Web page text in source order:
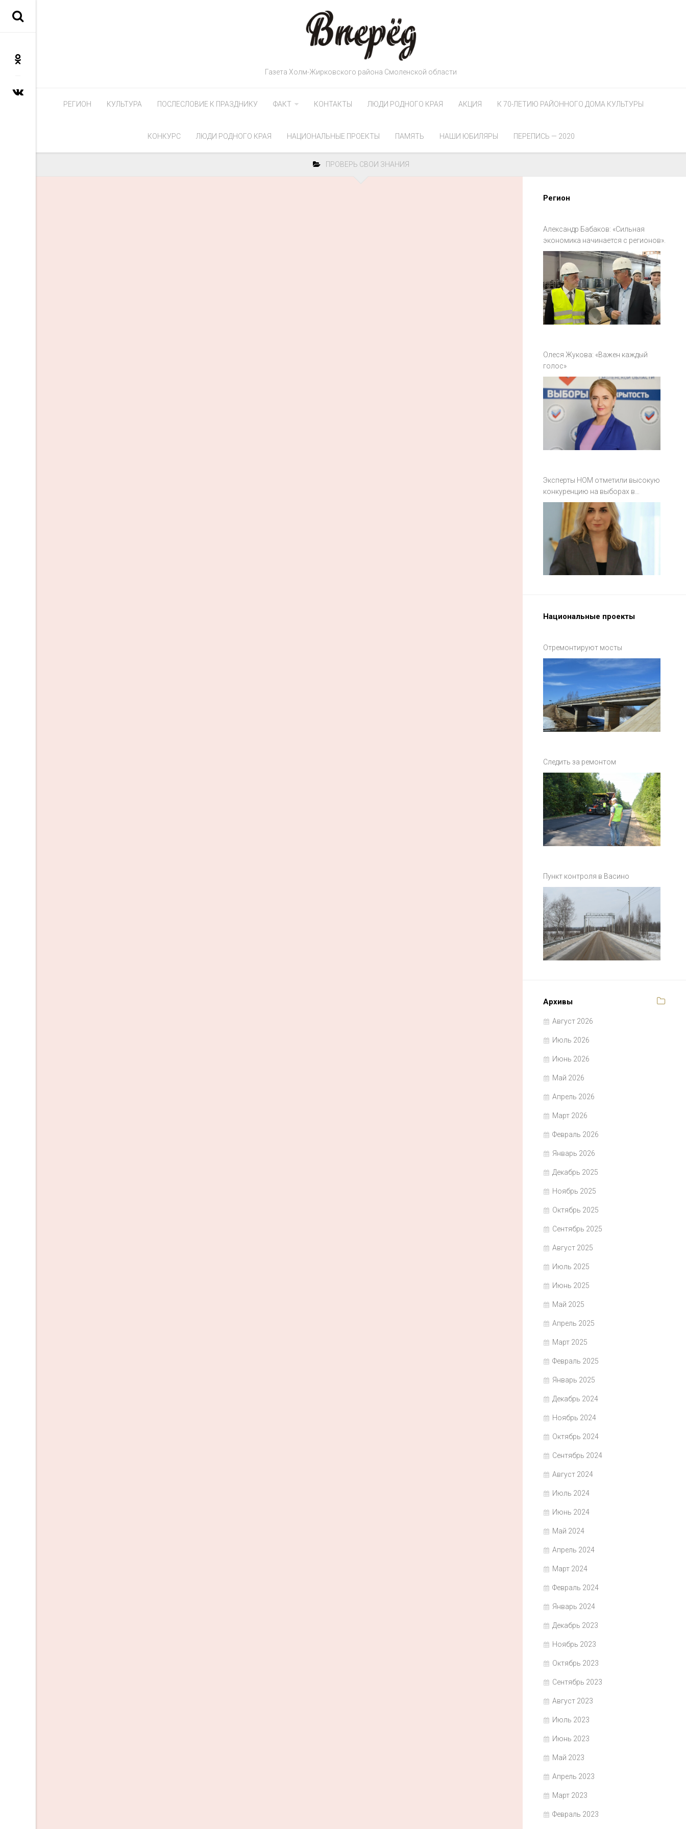
Газета Холм-Жирковского района Смоленской области
РЕГИОН КУЛЬТУРА ПОСЛЕСЛОВИЕ К ПРАЗДНИКУ ФАКТ КОНТАКТЫ ЛЮДИ РОДНОГО КРАЯ АКЦИЯ К 70-ЛЕТИЮ РАЙОННОГО ДОМА КУЛЬТУРЫ
КОНКУРС ЛЮДИ РОДНОГО КРАЯ НАЦИОНАЛЬНЫЕ ПРОЕКТЫ ПАМЯТЬ НАШИ ЮБИЛЯРЫ ПЕРЕПИСЬ — 2020
ПРОВЕРЬ СВОИ ЗНАНИЯ
Регион
Александр Бабаков: «Сильная
экономика начинается с регионов».
Олеся Жукова: «Важен каждый
голос»
Эксперты НОМ отметили высокую
конкуренцию на выборах в
Смоленской области
Национальные проекты
Отремонтируют мосты
Следить за ремонтом
Пункт контроля в Васино
Архивы
Август 2026
Июль 2026
Июнь 2026
Май 2026
Апрель 2026
Март 2026
Февраль 2026
Январь 2026
Декабрь 2025
Ноябрь 2025
Октябрь 2025
Сентябрь 2025
Август 2025
Июль 2025
Июнь 2025
Май 2025
Апрель 2025
Март 2025
Февраль 2025
Январь 2025
Декабрь 2024
Ноябрь 2024
Октябрь 2024
Сентябрь 2024
Август 2024
Июль 2024
Июнь 2024
Май 2024
Апрель 2024
Март 2024
Февраль 2024
Январь 2024
Декабрь 2023
Ноябрь 2023
Октябрь 2023
Сентябрь 2023
Август 2023
Июль 2023
Июнь 2023
Май 2023
Апрель 2023
Март 2023
Февраль 2023